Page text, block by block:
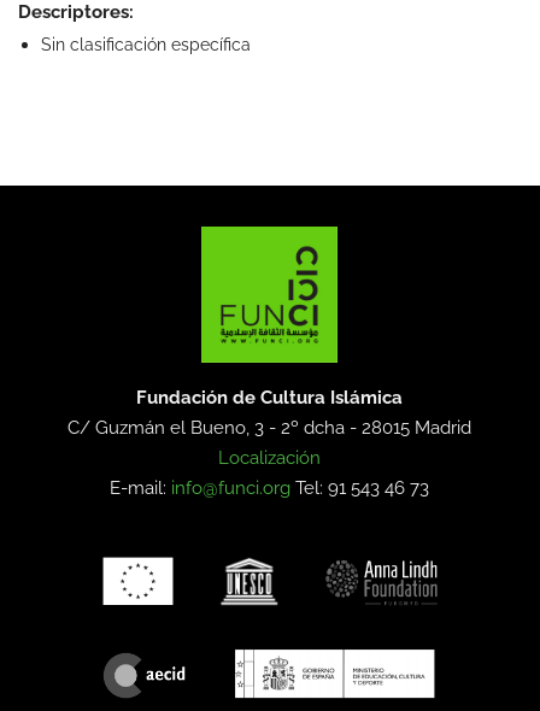
Descriptores:
Sin clasificación específica
Fundación de Cultura Islámica
C/ Guzmán el Bueno, 3 - 2º dcha -28015 Madrid
Localización
E-mail: info@funci.org Tel: 91 543 46 73